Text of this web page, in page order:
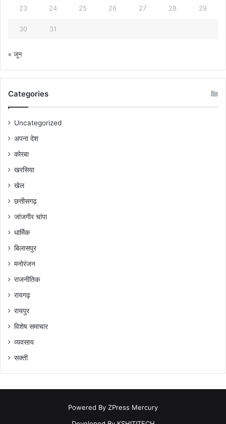
23 24 25 26 27 28 29
30 31
« जून
Categories
Uncategorized
अपना देश
कोरबा
खरसिया
खेल
छत्तीसगढ़
जांजगीर चांपा
धार्मिक
बिलासपुर
मनोरंजन
राजनीतिक
रायगढ़
रायपुर
विशेष समाचार
व्यवसाय
सक्ती
Powered By ZPress Mercury